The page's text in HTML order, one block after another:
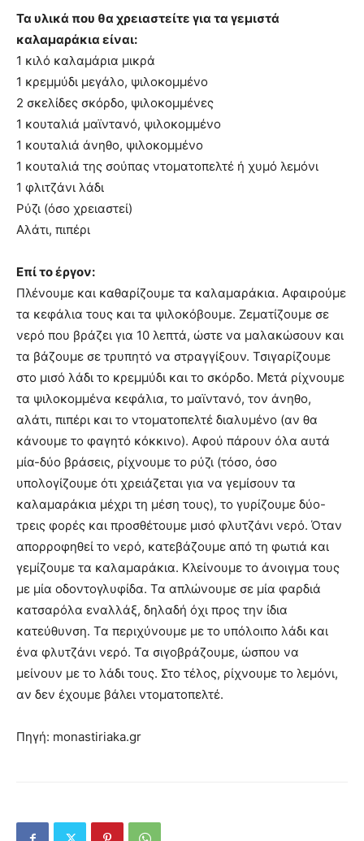
Τα υλικά που θα χρειαστείτε για τα γεμιστά
καλαμαράκια είναι:
1 κιλό καλαμάρια μικρά
1 κρεμμύδι μεγάλο, ψιλοκομμένο
2 σκελίδες σκόρδο, ψιλοκομμένες
1 κουταλιά μαϊντανό, ψιλοκομμένο
1 κουταλιά άνηθο, ψιλοκομμένο
1 κουταλιά της σούπας ντοματοπελτέ ή χυμό λεμόνι
1 φλιτζάνι λάδι
Ρύζι (όσο χρειαστεί)
Αλάτι, πιπέρι
Επί το έργον:
Πλένουμε και καθαρίζουμε τα καλαμαράκια. Αφαιρούμε
τα κεφάλια τους και τα ψιλοκόβουμε. Ζεματίζουμε σε
νερό που βράζει για 10 λεπτά, ώστε να μαλακώσουν και
τα βάζουμε σε τρυπητό να στραγγίξουν. Τσιγαρίζουμε
στο μισό λάδι το κρεμμύδι και το σκόρδο. Μετά ρίχνουμε
τα ψιλοκομμένα κεφάλια, το μαϊντανό, τον άνηθο,
αλάτι, πιπέρι και το ντοματοπελτέ διαλυμένο (αν θα
κάνουμε το φαγητό κόκκινο). Αφού πάρουν όλα αυτά
μία-δύο βράσεις, ρίχνουμε το ρύζι (τόσο, όσο
υπολογίζουμε ότι χρειάζεται για να γεμίσουν τα
καλαμαράκια μέχρι τη μέση τους), το γυρίζουμε δύο-
τρεις φορές και προσθέτουμε μισό φλυτζάνι νερό. Όταν
απορροφηθεί το νερό, κατεβάζουμε από τη φωτιά και
γεμίζουμε τα καλαμαράκια. Κλείνουμε το άνοιγμα τους
με μία οδοντογλυφίδα. Τα απλώνουμε σε μία φαρδιά
κατσαρόλα εναλλάξ, δηλαδή όχι προς την ίδια
κατεύθυνση. Τα περιχύνουμε με το υπόλοιπο λάδι και
ένα φλυτζάνι νερό. Τα σιγοβράζουμε, ώσπου να
μείνουν με το λάδι τους. Στο τέλος, ρίχνουμε το λεμόνι,
αν δεν έχουμε βάλει ντοματοπελτέ.
Πηγή: monastiriaka.gr